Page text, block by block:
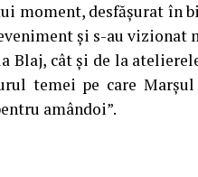
moment, desfășurat în
și s-au
cât și de la
temei pe care
amândoi”.